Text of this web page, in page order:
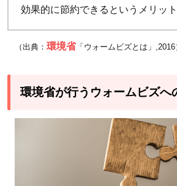
組
み
内
2.1
効果的に節約できるというメリッ
（出典： 環境省「ウォームビズとは」,2016
環境省が行うウォームビズへ